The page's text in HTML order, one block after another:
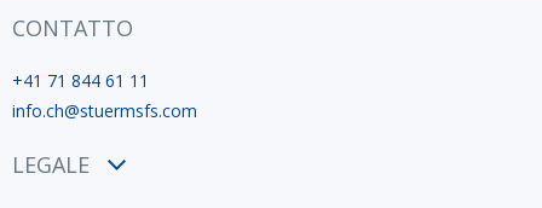
CONTATTO
+41 71 844 61 11
info.ch@stuermsfs.com
LEGALE